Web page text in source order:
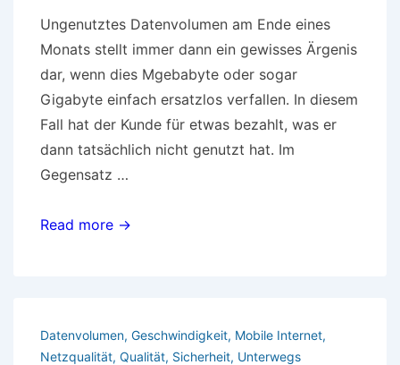
Ungenutztes Datenvolumen am Ende eines
Monats stellt immer dann ein gewisses Ärgenis
dar, wenn dies Mgebabyte oder sogar
Gigabyte einfach ersatzlos verfallen. In diesem
Fall hat der Kunde für etwas bezahlt, was er
dann tatsächlich nicht genutzt hat. Im
Gegensatz …
Mitnahme
Read more →
Datenvolumen, Geschwindigkeit, Mobile Internet,
Netzqualität, Qualität, Sicherheit, Unterwegs